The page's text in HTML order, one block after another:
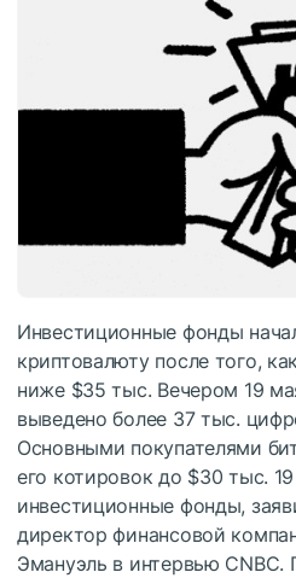
Инвестиционные фонды
криптовалюту после того,
ниже $35 тыс. Вечером 19
выведено более 37 тыс.
Основными покупателями
его котировок до $30 тыс.
инвестиционные фонды,
директор финансовой
Эмануэль в интервью CNBC.